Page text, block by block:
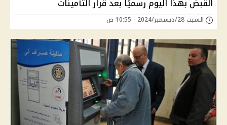
القبض بهذا اليوم رسميًا بعد قرار التأمينات
السبت 28/ديسمبر/2024 - 10:55 ص